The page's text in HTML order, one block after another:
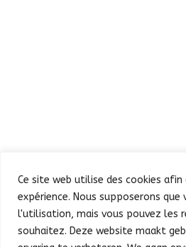
Ce site web utilise des cookies
expérience. Nous supposerons que
l'utilisation, mais vous pouvez les
souhaitez. Deze website maakt
Defilé Feest in de